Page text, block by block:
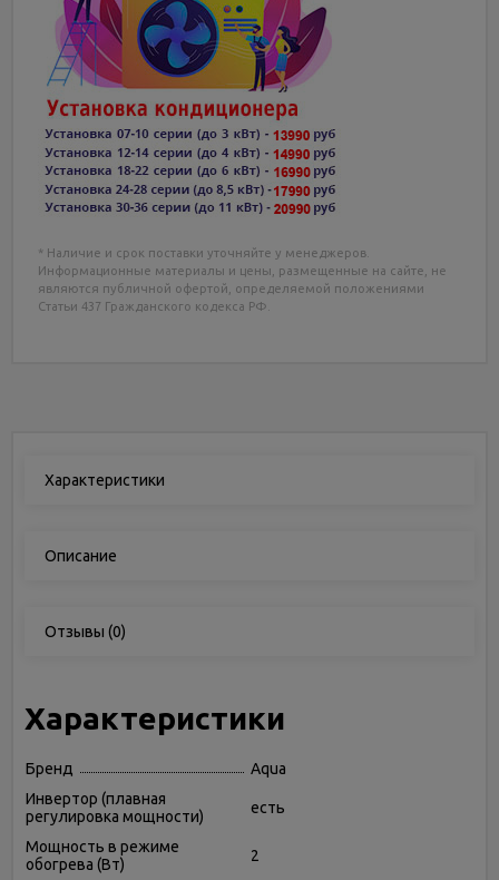
* Наличие и срок поставки уточняйте у менеджеров.
Информационные материалы и цены, размещенные на сайте, не
являются публичной офертой, определяемой положениями
Статьи 437 Гражданского кодекса РФ.
Характеристики
Описание
Отзывы (0)
Характеристики
Бренд
Aqua
Инвертор (плавная
регулировка мощности)
есть
Мощность в режиме
обогрева (Вт)
2